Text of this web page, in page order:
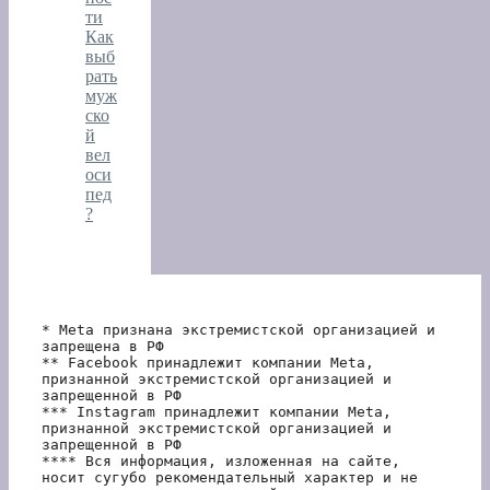
ти
Как
выб
рать
муж
ско
й
вел
оси
пед
?
* Meta признана экстремистской организацией и
запрещена в РФ
** Facebook принадлежит компании Meta,
признанной экстремистской организацией и
запрещенной в РФ
*** Instagram принадлежит компании Meta,
признанной экстремистской организацией и
запрещенной в РФ
**** Вся информация, изложенная на сайте,
носит сугубо рекомендательный характер и не